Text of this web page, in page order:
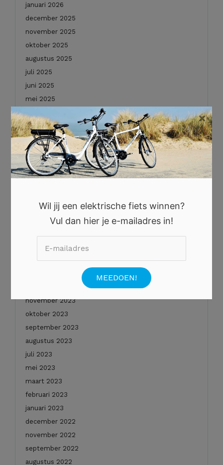
januari 2026
december 2025
november 2025
oktober 2025
augustus 2025
juli 2025
juni 2025
mei 2025
december 2024
november 2024
oktober 2024
september 2024
augustus 2024
juni 2024
mei 2024
maart 2024
februari 2024
november 2023
oktober 2023
september 2023
augustus 2023
juli 2023
mei 2023
maart 2023
februari 2023
januari 2023
december 2022
november 2022
september 2022
augustus 2022
Wil jij een elektrische fiets winnen?
Vul dan hier je e-mailadres in!
×